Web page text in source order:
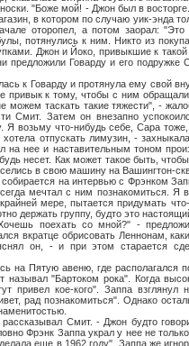
"Боже мой! - Джон был в
в котором по случаю уик-энда
оторопел, а потом заорал:
потянулись к ним. Никто из
Джон и Йоко, привыкшие к
предложили Говарду и его подружке
к Говарду и протянула ему свой
к тому, чтобы с ним
таскать такие тяжести", -
Смит. Затем он внезапно
Я возьму что-нибудь себе, Сара
отпускать лимузин, -
на нее и наставительным тоном
несет. Как может такое быть,
в свою машину на Вашингтон-
на интервью с Фрэнком
мечтал с ним познакомиться.
мере, пытается придумать
держать группу, будто это
поехать со мной?" -
вкратце обрисовать Леннонам,
он, - и при этом старается
Пятую авеню, где располагался
называл "Бартоком рока". Когда
привел кое-кого". Заппа
рад познакомиться". Однако
Смит. - Джон будто
Фрэнк Заппа украл у нее не
еще в 1962 году". Заппа же